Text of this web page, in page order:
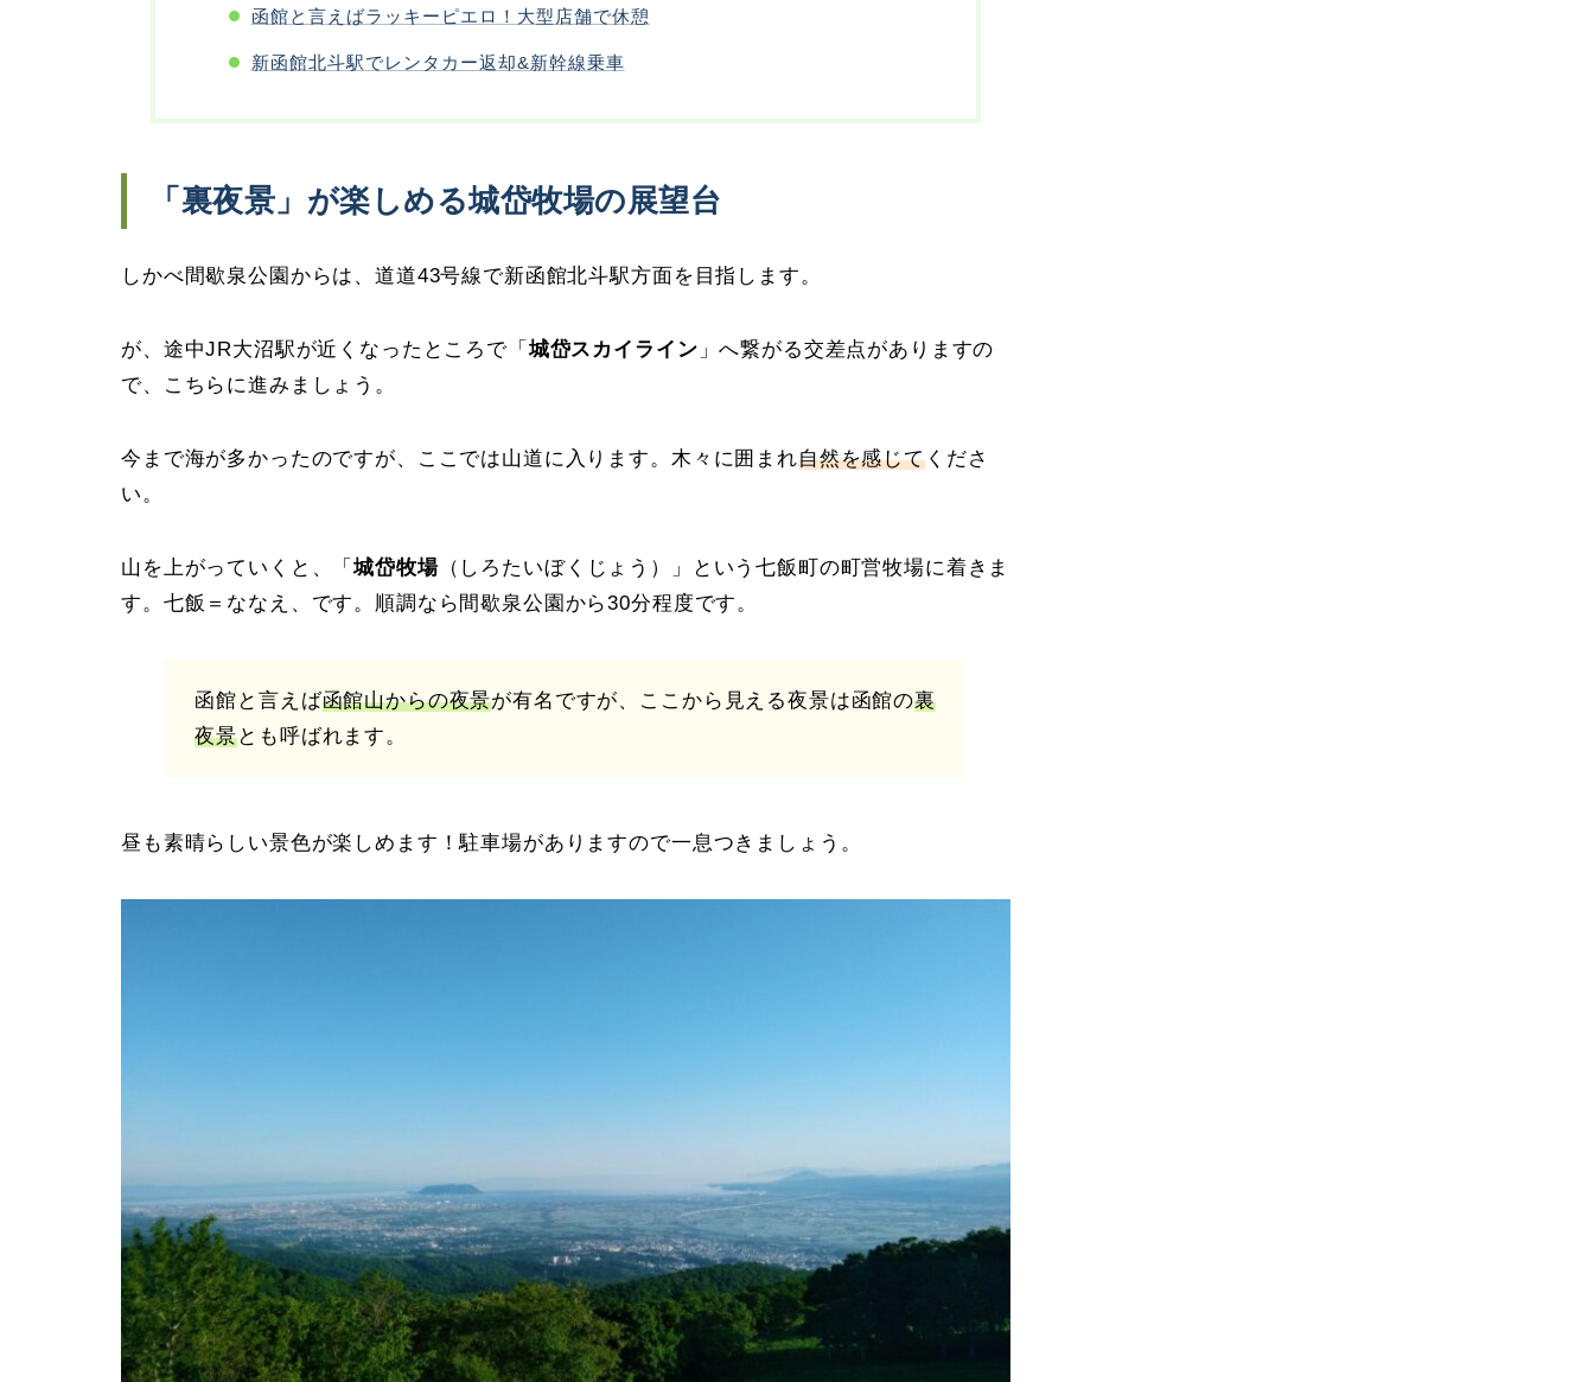
函館と言えばラッキーピエロ！大型店舗で休憩
新函館北斗駅でレンタカー返却&新幹線乗車
「裏夜景」が楽しめる城岱牧場の展望台
しかべ間歇泉公園からは、道道43号線で新函館北斗駅方面を目指します。
が、途中JR大沼駅が近くなったところで「 城岱スカイライン 」へ繋がる交差点がありますの
で、こちらに進みましょう。
今まで海が多かったのですが、ここでは山道に入ります。木々に囲まれ自然を感じてくださ
い。
山を上がっていくと、「城岱牧場（しろたいぼくじょう）」という七飯町の町営牧場に着きま
す。七飯＝ななえ、です。順調なら間歇泉公園から30分程度です。
函館と言えば函館山からの夜景が有名ですが、ここから見える夜景は函館の裏
夜景とも呼ばれます。
昼も素晴らしい景色が楽しめます！駐車場がありますので一息つきましょう。